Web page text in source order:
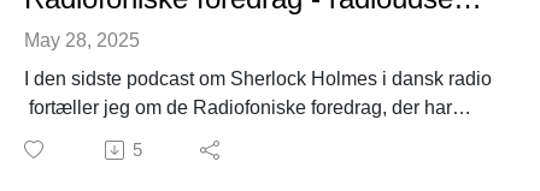
May 28, 2025
I den sidste podcast om Sherlock Holmes i dansk radio
fortæller jeg om de Radiofoniske foredrag, der har
været holdt i radioen. Der er en masse klip med kendte
sherlockianere som A.D. Henriksen, Christian Elling,
5